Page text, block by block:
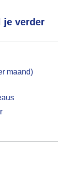
je verder
maand)
voor het
gegeven,
waarin